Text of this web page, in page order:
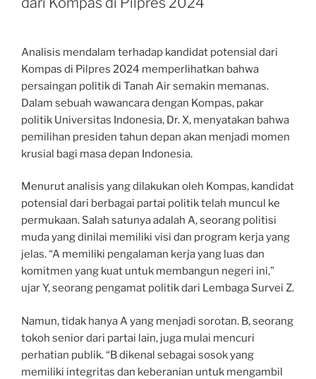
Analisis mendalam terhadap kandidat potensial dari
Kompas di Pilpres 2024 memperlihatkan bahwa
persaingan politik di Tanah Air semakin memanas.
Dalam sebuah wawancara dengan Kompas, pakar
politik Universitas Indonesia, Dr. X, menyatakan bahwa
pemilihan presiden tahun depan akan menjadi momen
krusial bagi masa depan Indonesia.
Menurut analisis yang dilakukan oleh Kompas, kandidat
potensial dari berbagai partai politik telah muncul ke
permukaan. Salah satunya adalah A, seorang politisi
muda yang dinilai memiliki visi dan program kerja yang
jelas. “A memiliki pengalaman kerja yang luas dan
komitmen yang kuat untuk membangun negeri ini,”
ujar Y, seorang pengamat politik dari Lembaga Survei Z.
Namun, tidak hanya A yang menjadi sorotan. B, seorang
tokoh senior dari partai lain, juga mulai mencuri
perhatian publik. “B dikenal sebagai sosok yang
memiliki integritas dan keberanian untuk mengambil